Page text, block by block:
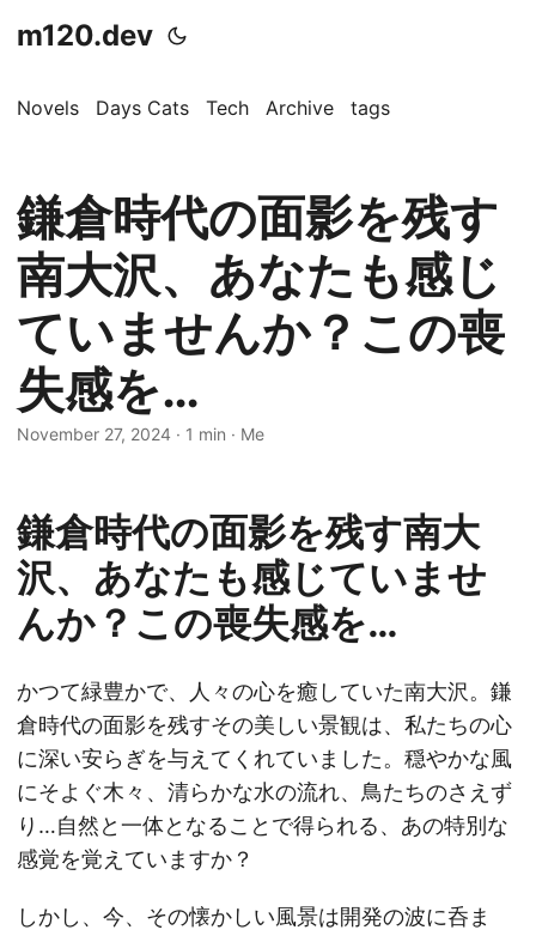
m120.dev
Novels Days Cats Tech Archive tags
鎌倉時代の面影を残す
南大沢、あなたも感じ
ていませんか？この喪
失感を…
November 27, 2024 · 1 min · Me
鎌倉時代の面影を残す南大
沢、あなたも感じていませ
んか？この喪失感を…
かつて緑豊かで、人々の心を癒していた南大沢。鎌
倉時代の面影を残すその美しい景観は、私たちの心
に深い安らぎを与えてくれていました。穏やかな風
にそよぐ木々、清らかな水の流れ、鳥たちのさえず
り…自然と一体となることで得られる、あの特別な
感覚を覚えていますか？
しかし、今、その懐かしい風景は開発の波に呑ま